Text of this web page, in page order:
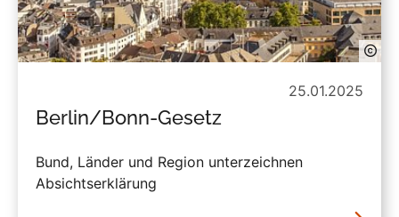
25.01.2025
Berlin/Bonn-Gesetz
Bund, Länder und Region unterzeichnen
Absichtserklärung